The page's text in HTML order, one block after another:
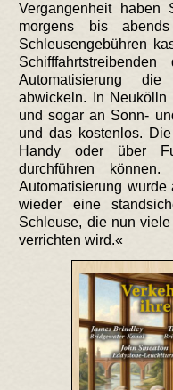
Vergangenheit haben
morgens bis
Schleusengebühren
Automatisierung die
abwickeln. In
und sogar an Sonn-
und das kostenlos.
Handy oder über
durchführen
Automatisierung wurde
wieder eine
Schleuse, die nun
verrichten wird.«